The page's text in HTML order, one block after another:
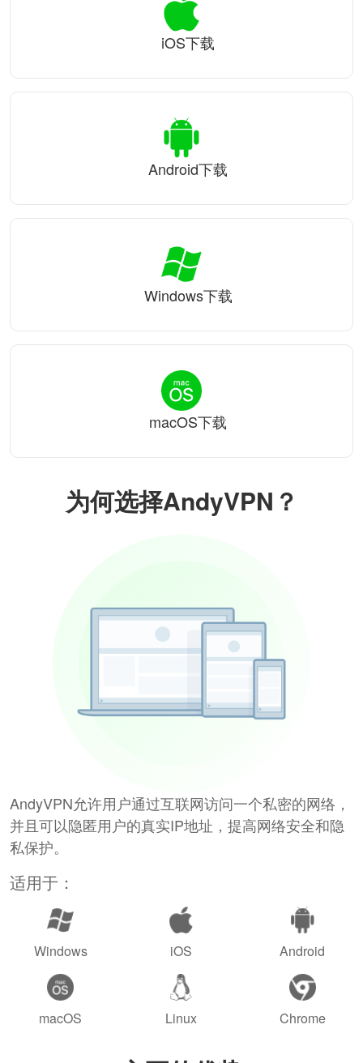
为何选择AndyVPN？
AndyVPN允许用户通过互联网访问一个私密的网络，
并且可以隐匿用户的真实IP地址，提高网络安全和隐
私保护。
适用于：
Windows iOS Android
macOS Linux Chrome
iOS下载
Android下载
Windows下载
macOS下载